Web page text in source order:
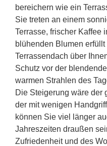
bereichern wie ein
Sie treten an einem
Terrasse, frischer Kaffee
blühenden Blumen
Terrassendach über
Schutz vor der
warmen Strahlen des
Die Steigerung wäre der
der mit wenigen
können Sie viel länger
Jahreszeiten draußen
Zufriedenheit und des